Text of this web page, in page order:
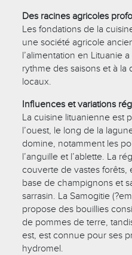
Des racines agricoles
Les fondations de la
une société agricole
l’alimentation en Lituanie
rythme des saisons et à
locaux.
Influences et variations
La cuisine lituanienne est
l’ouest, le long de la
domine, notamment les
l’anguille et l’ablette. La
couverte de vastes forêts,
base de champignons et
sarrasin. La Samogitie
propose des bouillies
de pommes de terre,
est, est connue pour ses
hydromel.